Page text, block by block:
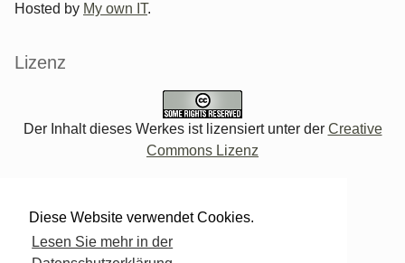
Diese Website verwendet Cookies.
Lesen Sie mehr in der
Hosted by My own IT.
Lizenz
Der Inhalt dieses Werkes ist lizensiert unter der Creative
Commons Lizenz
Login